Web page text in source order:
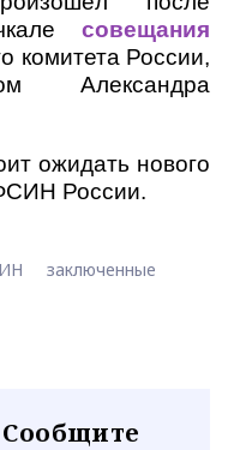
совещания
комитета России,
Александра
ожидать нового
России.
заключенные